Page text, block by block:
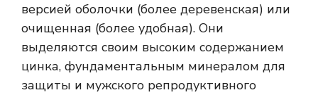
версией оболочки (более деревенская) или
очищенная (более удобная). Они
выделяются своим высоким содержанием
цинка, фундаментальным минералом для
защиты и мужского репродуктивного